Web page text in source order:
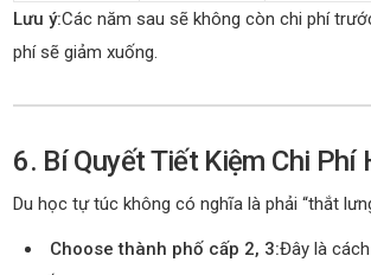
Lưu ý:Các năm sau sẽ không còn chi phí
phí sẽ giảm xuống.
6. Bí Quyết Tiết Kiệm Chi Phí
Du học tự túc không có nghĩa là phải “thắt
Choose thành phố cấp 2, 3:Đây là